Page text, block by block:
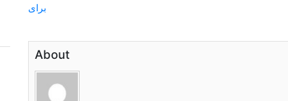
برای
About